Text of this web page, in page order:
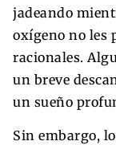
jadeando
oxígeno no les
racionales.
un breve
un sueño
Sin embargo,